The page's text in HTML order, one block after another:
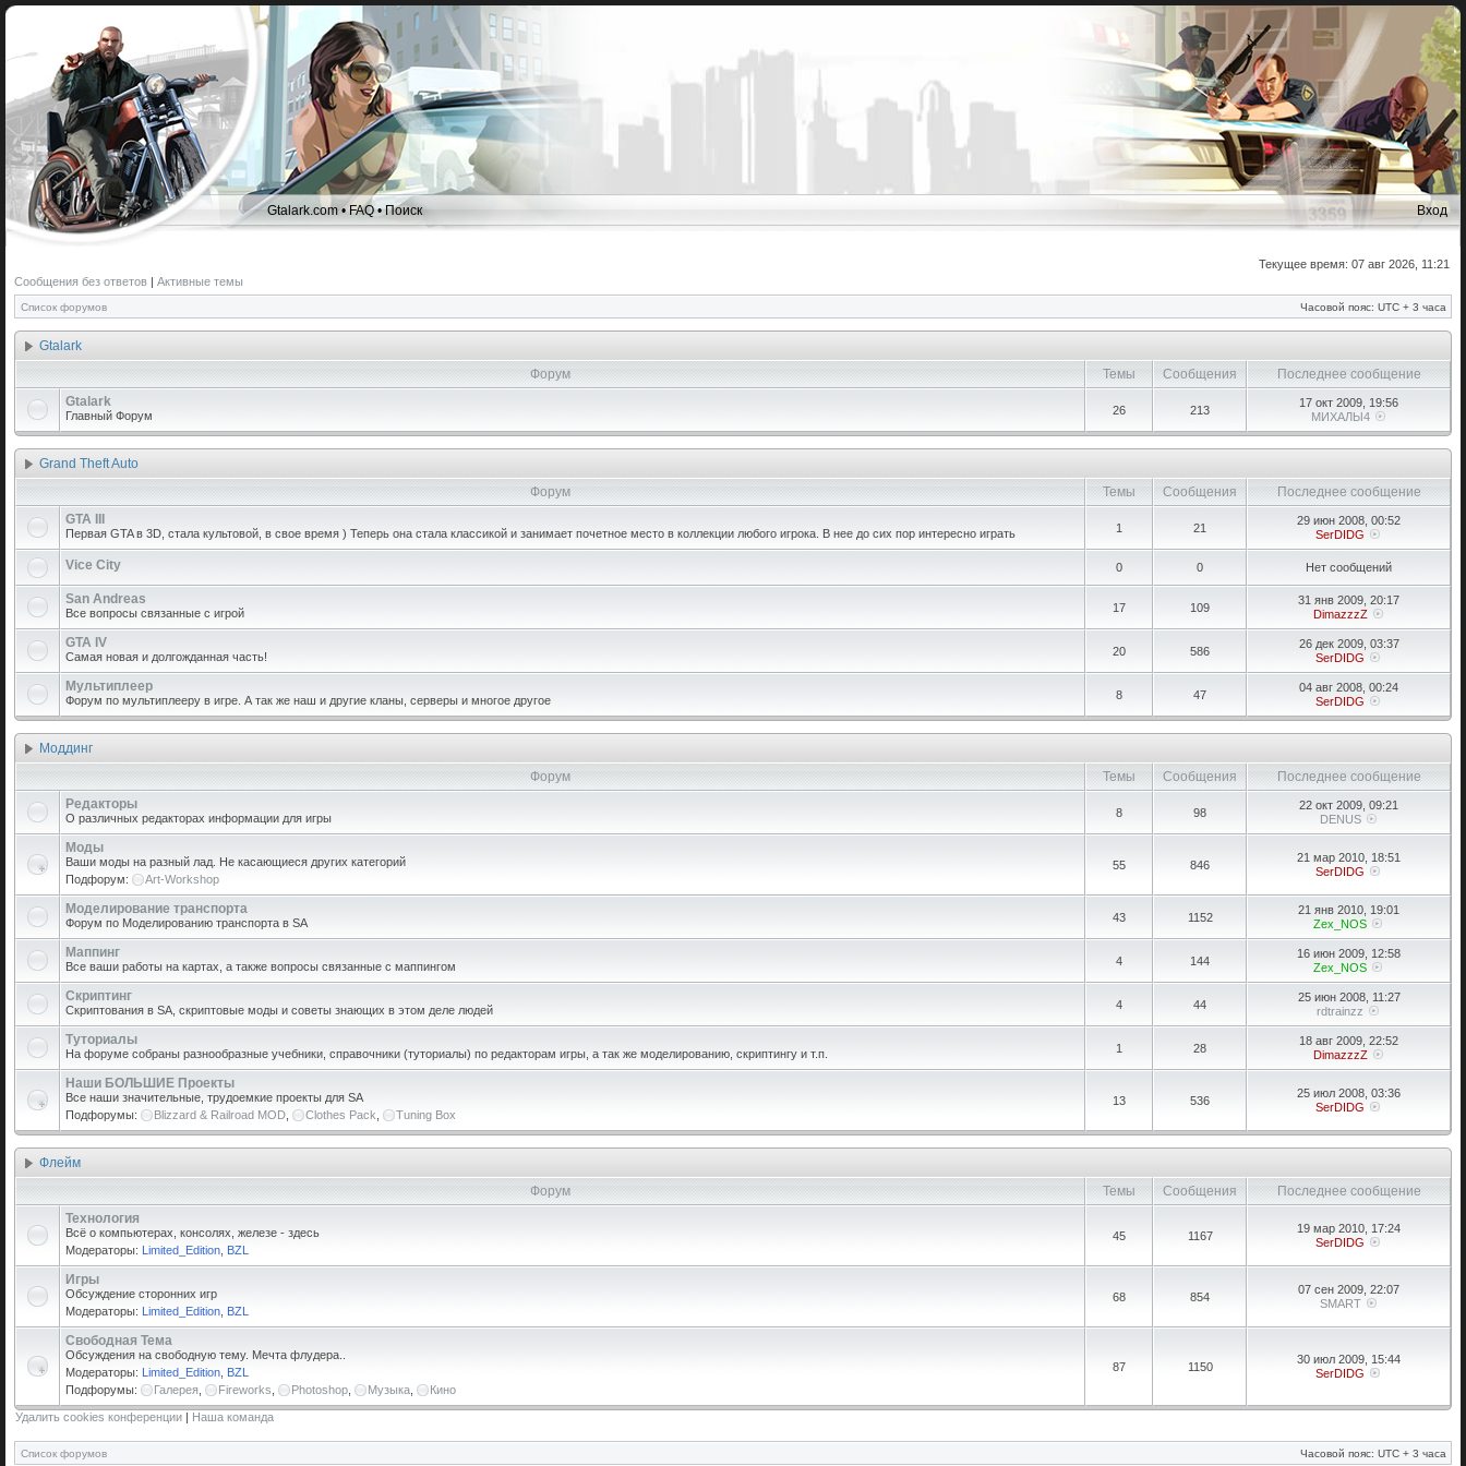
Gtalark.com •FAQ•Поиск Вход
Текущее время: 07 авг 2026, 11:21
Сообщения без ответов | Активные темы
Список форумов Часовой пояс: UTC + 3 часа
Gtalark
Форум
Темы Сообщения
Последнее сообщение
Gtalark
Главный Форум 26 213
17 окт 2009, 19:56
МИХАЛЫ4
Grand Theft Auto
Форум
Темы Сообщения
Последнее сообщение
GTA III
Первая GTA в 3D, стала культовой, в свое время ) Теперь она стала классикой и занимает почетное место в коллекции любого игрока. В нее до сих пор интересно играть 1 21
29 июн 2008, 00:52
SerDIDG
Vice City 0 0 Нет сообщений
San Andreas
Все вопросы связанные с игрой 17 109
31 янв 2009, 20:17
DimazzzZ
GTA IV
Самая новая и долгожданная часть! 20 586
26 дек 2009, 03:37
SerDIDG
Мультиплеер
Форум по мультиплееру в игре. А так же наш и другие кланы, серверы и многое другое 8 47
04 авг 2008, 00:24
SerDIDG
Моддинг
Форум
Темы Сообщения
Последнее сообщение
Редакторы
О различных редакторах информации для игры 8 98
22 окт 2009, 09:21
DENUS
Моды
Ваши моды на разный лад. Не касающиеся других категорий
Подфорум:
Art-Workshop
55 846
21 мар 2010, 18:51
SerDIDG
Моделирование транспорта
Форум по Моделированию транспорта в SA 43 1152
21 янв 2010, 19:01
Zex_NOS
Маппинг
Все ваши работы на картах, а также вопросы связанные с маппингом 4 144
16 июн 2009, 12:58
Zex_NOS
Скриптинг
Скриптования в SA, скриптовые моды и советы знающих в этом деле людей 4 44
25 июн 2008, 11:27
rdtrainzz
Туториалы
На форуме собраны разнообразные учебники, справочники (туториалы) по редакторам игры, а так же моделированию, скриптингу и т.п. 1 28
18 авг 2009, 22:52
DimazzzZ
Наши БОЛЬШИЕ Проекты
Все наши значительные, трудоемкие проекты для SA
Подфорумы:
Blizzard & Railroad MOD Clothes Pack Tuning Box
13 536
25 июл 2008, 03:36
SerDIDG
Флейм
Форум
Темы Сообщения
Последнее сообщение
Технология
Всё о компьютерах, консолях, железе - здесь
Модераторы: Limited_Edition BZL
45 1167
19 мар 2010, 17:24
SerDIDG
Игры
Обсуждение сторонних игр
Модераторы: Limited_Edition BZL
68 854
07 сен 2009, 22:07
SMART
Свободная Тема
Обсуждения на свободную тему. Мечта флудера..
Модераторы: Limited_Edition BZL
Подфорумы:
Галерея Fireworks Photoshop Музыка Кино
87 1150
30 июл 2009, 15:44
SerDIDG
Удалить cookies конференции | Наша команда
Список форумов Часовой пояс: UTC + 3 часа